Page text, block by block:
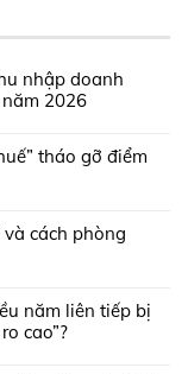
nhập doanh
2026
tháo gỡ điểm
cách phòng
năm liên tiếp bị
cao”?